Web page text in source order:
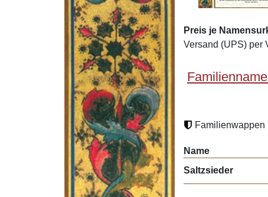
Preis je
Versand (UPS) per
Familienwappen
Name
Saltzsieder